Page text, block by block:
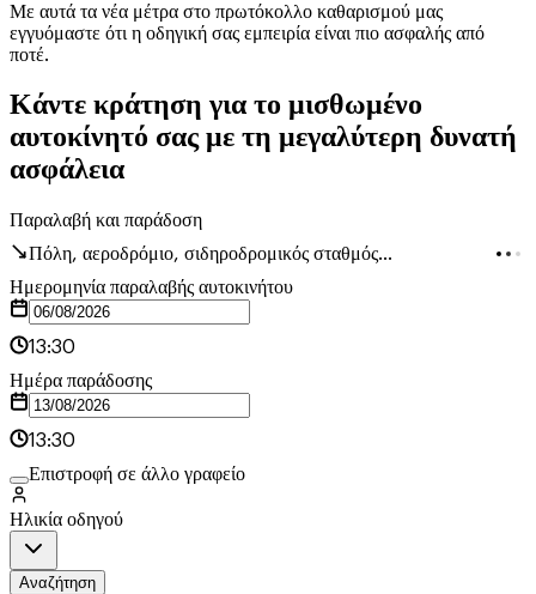
Με αυτά τα νέα μέτρα στο πρωτόκολλο καθαρισμού μας
εγγυόμαστε ότι η οδηγική σας εμπειρία είναι πιο ασφαλής από
ποτέ.
Κάντε κράτηση για το μισθωμένο
αυτοκίνητό σας με τη μεγαλύτερη δυνατή
ασφάλεια
Παραλαβή και παράδοση
Πόλη, αεροδρόμιο, σιδηροδρομικός σταθμός...
Ημερομηνία παραλαβής αυτοκινήτου
13:30
Ημέρα παράδοσης
13:30
Επιστροφή σε άλλο γραφείο
Ηλικία οδηγού
Αναζήτηση